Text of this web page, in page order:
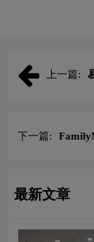
上一篇:
下一篇:
最新文章